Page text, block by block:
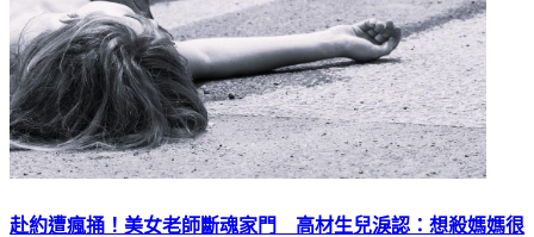
赴約遭瘋捅！美女老師斷魂家門 高材生兒淚認：想殺媽媽很